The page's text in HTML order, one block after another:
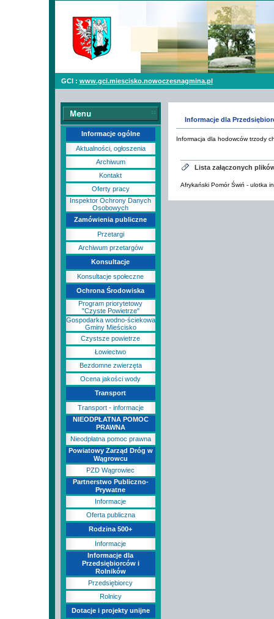
GCI : www.gci.miescisko.nowoczesnagmina.pl
Informacje ogólne
Aktualności, ogłoszenia
Archiwum
Kontakt
Oferty pracy
Inspektor Ochrony Danych
Osobowych
Zamówienia publiczne
Przetargi
Archiwum przetargów
Konsultacje
Konsultacje społeczne
Ochrona Środowiska
Program priorytetowy
"Czyste Powietrze"
Gospodarka wodno-ściekowa
Gminy Mieścisko
Czystsze powietrze
Łowiectwo
Bezdomne zwierzęta
Ocena jakości wody
Transport
Transport - informacje
NIEODPŁATNA POMOC
PRAWNA
Nieodpłatna pomoc prawna
Powiatowy Zarząd Dróg w
Wągrowcu
PZD Wągrowiec
Partnerstwo Publiczno-
Prywatne
Informacje
Oferta publiczna
Rodzina 500+
Informacje
Informacje dla
Przedsiębiorców i
Rolników
Przedsiębiorcy
Rolnicy
Dotacje i projekty unijne
Informacje dla
Informacja dla hodowców trzody
Lista załączonych
Afrykański Pomór Świń - ulotka